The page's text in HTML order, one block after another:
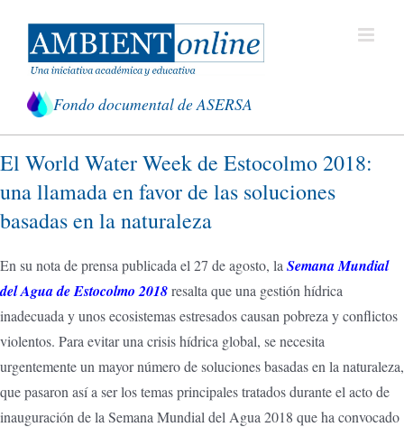
contenido
Fondo documental de ASERSA
El World Water Week de Estocolmo 2018:
una llamada en favor de las soluciones
basadas en la naturaleza
En su nota de prensa publicada el 27 de agosto, la Semana Mundial
del Agua de Estocolmo 2018resalta que una gestión hídrica
inadecuada y unos ecosistemas estresados causan pobreza y conflictos
violentos. Para evitar una crisis hídrica global, se necesita
urgentemente un mayor número de soluciones basadas en la naturaleza,
que pasaron así a ser los temas principales tratados durante el acto de
inauguración de la Semana Mundial del Agua 2018 que ha convocado